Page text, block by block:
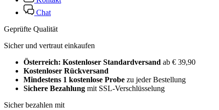
Chat
Geprüfte Qualität
Sicher und vertraut einkaufen
Österreich: Kostenloser Standardversand ab € 39,90
Kostenloser Rückversand
Mindestens 1 kostenlose Probe zu jeder Bestellung
Sichere Bezahlung mit SSL-Verschlüsselung
Sicher bezahlen mit